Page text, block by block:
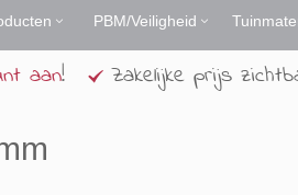
PBM/Veiligheid
aan! Zakelijke prijs